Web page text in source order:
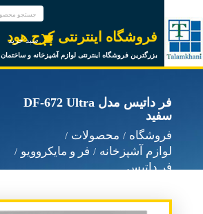
فروشگاه اینترنتی کرج هود
بزرگترین فروشگاه اینترنتی لوازم آشپزخانه و ساختمان
سبد خرید
فر داتیس مدل DF-672 Ultra
سفید
فروشگاه
محصولات
لوازم آشپزخانه
فر و مایکروویو
فر داتیس